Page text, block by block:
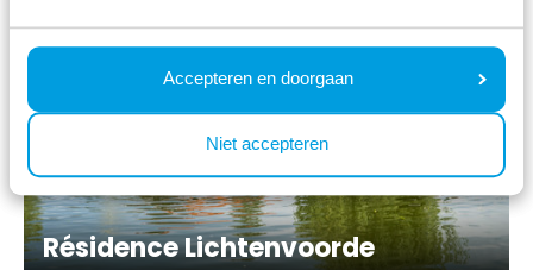
Accepteren en doorgaan
Niet accepteren
Résidence Lichtenvoorde